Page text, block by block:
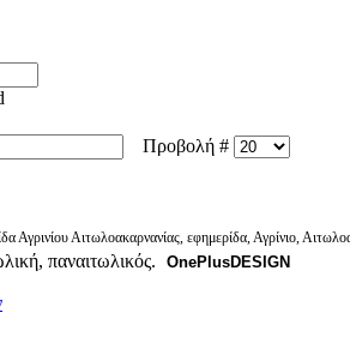
Προβολή #
Αγρινίου Αιτωλοακαρνανίας, εφημερίδα, Αγρίνιο,
παναιτωλικός.
OnePlusDESIGN